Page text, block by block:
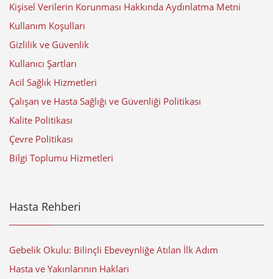
Kişisel Verilerin Korunması Hakkında Aydınlatma Metni
Kullanım Koşulları
Gizlilik ve Güvenlik
Kullanıcı Şartları
Acil Sağlık Hizmetleri
Çalışan ve Hasta Sağlığı ve Güvenliği Politikası
Kalite Politikası
Çevre Politikası
Bilgi Toplumu Hizmetleri
Hasta Rehberi
Gebelik Okulu: Bilinçli Ebeveynliğe Atılan İlk Adım
Hasta ve Yakınlarının Hakları